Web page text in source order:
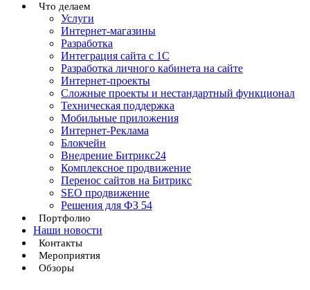
Что делаем
Услуги
Интернет-магазины
Разработка
Интеграция сайта с 1С
Разработка личного кабинета на сайте
Интернет-проекты
Сложные проекты и нестандартный функционал
Teхническая поддержка
Мобильные приложения
Интернет-Реклама
Блокчейн
Внедрение Битрикс24
Комплексное продвижение
Перенос сайтов на Битрикс
SEO продвижение
Решения для ФЗ 54
Портфолио
Наши новости
Контакты
Мероприятия
Обзоры